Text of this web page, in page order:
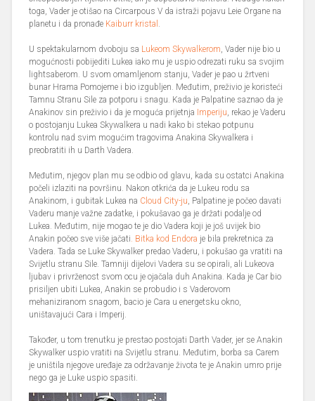
toga, Vader je otišao na Circarpous V da istraži pojavu Leie Organe na
planetu i da pronađe Kaiburr kristal .
U spektakularnom dvoboju sa Lukeom Skywalkerom, Vader nije bio u
mogućnosti pobijediti Lukea iako mu je uspio odrezati ruku sa svojim
lightsaberom. U svom omamljenom stanju, Vader je pao u žrtveni
bunar Hrama Pomojeme i bio izgubljen. Međutim, preživio je koristeći
Tamnu Stranu Sile za potporu i snagu. Kada je Palpatine saznao da je
Anakinov sin preživio i da je moguća prijetnja Imperiju, rekao je Vaderu
o postojanju Lukea Skywalkera u nadi kako bi stekao potpunu
kontrolu nad svim mogućim tragovima Anakina Skywalkera i
preobratiti ih u Darth Vadera.
Međutim, njegov plan mu se odbio od glavu, kada su ostatci Anakina
počeli izlaziti na površinu. Nakon otkrića da je Lukeu rodu sa
Anakinom, i gubitak Lukea na Cloud City-ju, Palpatine je počeo davati
Vaderu manje važne zadatke, i pokušavao ga je držati podalje od
Lukea. Međutim, nije mogao te je dio Vadera koji je još uvijek bio
Anakin počeo sve više jačati. Bitka kod Endora je bila prekretnica za
Vadera. Tada se Luke Skywalker predao Vaderu, i pokušao ga vratiti na
Svijetlu stranu Sile. Tamniji dijelovi Vadera su se opirali, ali Lukeova
ljubav i privrženost svom ocu je ojačala duh Anakina. Kada je Car bio
prisiljen ubiti Lukea, Anakin se probudio i s Vaderovom
mehaniziranom snagom, bacio je Cara u energetsku okno,
uništavajući Cara i Imperij.
Također, u tom trenutku je prestao postojati Darth Vader, jer se Anakin
Skywalker uspio vratiti na Svijetlu stranu. Međutim, borba sa Carem
je uništila njegove uređaje za održavanje života te je Anakin umro prije
nego ga je Luke uspio spasiti.